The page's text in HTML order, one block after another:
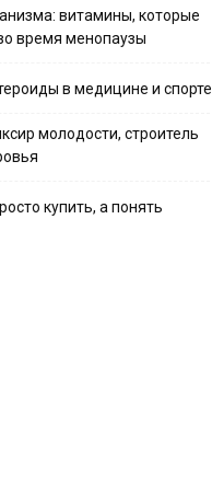
витамины, которые
время менопаузы
в медицине и спорте
молодости, строитель
купить, а понять